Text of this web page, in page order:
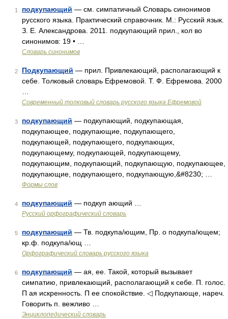
1 подкупающий — см. симпатичный Словарь синонимов
русского языка. Практический справочник. М.: Русский язык.
З. Е. Александрова. 2011. подкупающий прил., кол во
синонимов: 19 • …
Словарь синонимов
2 Подкупающий — прил. Привлекающий, располагающий к
себе. Толковый словарь Ефремовой. Т. Ф. Ефремова. 2000
Современный толковый словарь русского языка Ефремовой
3 подкупающий — подкупающий, подкупающая,
подкупающее, подкупающие, подкупающего,
подкупающей, подкупающего, подкупающих,
подкупающему, подкупающей, подкупающему,
подкупающим, подкупающий, подкупающую, подкупающее,
подкупающие, подкупающего, подкупающую,&#8230; …
Формы слов
4 подкупающий — подкуп ающий …
Русский орфографический словарь
5 подкупающий — Тв. подкупа/ющим, Пр. о подкупа/ющем;
кр.ф. подкупа/ющ …
Орфографический словарь русского языка
6 подкупающий — ая, ее. Такой, который вызывает
симпатию, привлекающий, располагающий к себе. П. голос.
П ая искренность. П ее спокойствие. ◁ Подкупающе, нареч.
Говорить п. вежливо …
Энциклопедический словарь